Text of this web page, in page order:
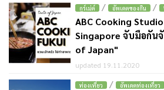
กูร์เม่ต์ / อัพเดตของกิน /
ABC Cooking Studio
Singapore จับมือกัน
of Japan"
updated 19.11.2020
ท่องเที่ยว / อัพเดตท่องเที่ยว